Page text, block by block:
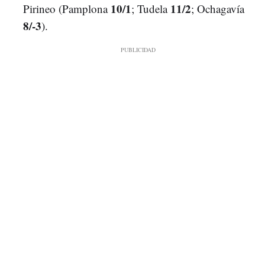
Pirineo (Pamplona 10/1; Tudela 11/2; Ochagavía
8/-3).